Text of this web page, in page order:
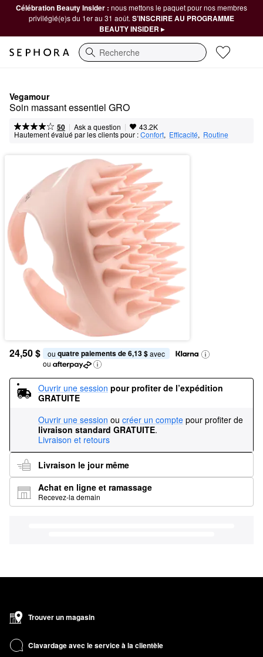
Célébration Beauty Insider : nous mettons le paquet pour nos membres
privilégié(e)s du 1er au 31 août. S’INSCRIRE AU PROGRAMME
BEAUTY INSIDER ▸
Recherche
Vegamour
Soin massant essentiel GRO
50 | Ask a question | 43.2K
Hautement évalué par les clients pour :Confort, Efficacité, Routine
24,50 $ ou quatre paiements de 6,13 $ avec
ou
Ouvrir une session pour profiter de l’expédition
GRATUITE
Ouvrir une session ou créer un compte pour profiter de
livraison standard GRATUITE.
Livraison et retours
Livraison le jour même
Achat en ligne et ramassage
Recevez-la demain
Trouver un magasin
Clavardage avec le service à la clientèle